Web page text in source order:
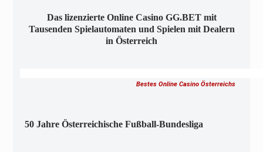
Das lizenzierte Online Casino GG.BET mit
Tausenden Spielautomaten und Spielen mit Dealern
in Österreich
Bestes Online Casino Österreichs
50 Jahre Österreichische Fußball-Bundesliga